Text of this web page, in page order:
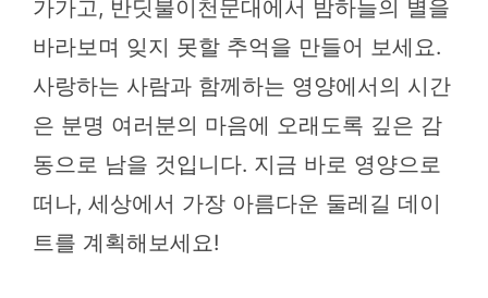
가가고, 반딧불이천문대에서 밤하늘의 별을
바라보며 잊지 못할 추억을 만들어 보세요.
사랑하는 사람과 함께하는 영양에서의 시간
은 분명 여러분의 마음에 오래도록 깊은 감
동으로 남을 것입니다. 지금 바로 영양으로
떠나, 세상에서 가장 아름다운 둘레길 데이
트를 계획해보세요!